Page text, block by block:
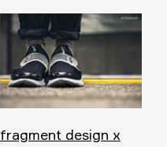
fragment design x